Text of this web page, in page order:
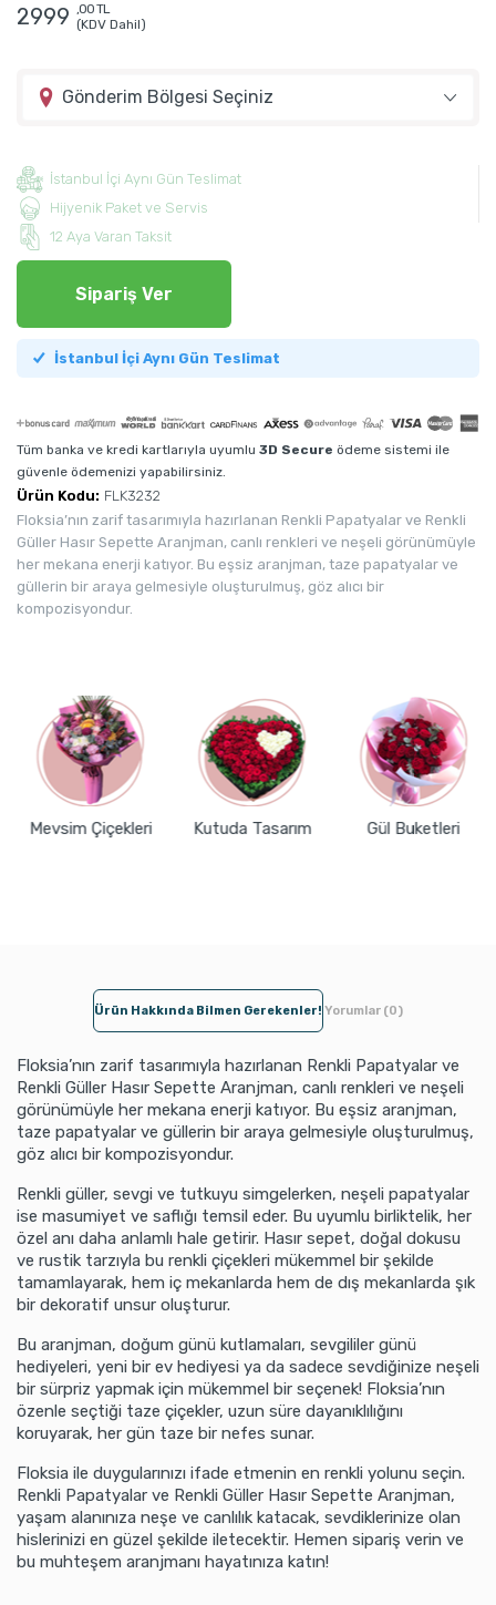
2999 ,00 TL
(KDV Dahil)
Gönderim Bölgesi Seçiniz
İstanbul İçi Aynı Gün Teslimat
Hijyenik Paket ve Servis
12 Aya Varan Taksit
Sipariş Ver
İstanbul İçi Aynı Gün Teslimat
Tüm banka ve kredi kartlarıyla uyumlu 3D Secure ödeme sistemi ile
güvenle ödemenizi yapabilirsiniz.
Ürün Kodu: FLK3232
Floksia’nın zarif tasarımıyla hazırlanan Renkli Papatyalar ve Renkli
Güller Hasır Sepette Aranjman, canlı renkleri ve neşeli görünümüyle
her mekana enerji katıyor. Bu eşsiz aranjman, taze papatyalar ve
güllerin bir araya gelmesiyle oluşturulmuş, göz alıcı bir
kompozisyondur.
Mevsim Çiçekleri Kutuda Tasarım Gül Buketleri
Ürün Hakkında Bilmen Gerekenler! Yorumlar (0)
Floksia’nın zarif tasarımıyla hazırlanan Renkli Papatyalar ve
Renkli Güller Hasır Sepette Aranjman, canlı renkleri ve neşeli
görünümüyle her mekana enerji katıyor. Bu eşsiz aranjman,
taze papatyalar ve güllerin bir araya gelmesiyle oluşturulmuş,
göz alıcı bir kompozisyondur.
Renkli güller, sevgi ve tutkuyu simgelerken, neşeli papatyalar
ise masumiyet ve saflığı temsil eder. Bu uyumlu birliktelik, her
özel anı daha anlamlı hale getirir. Hasır sepet, doğal dokusu
ve rustik tarzıyla bu renkli çiçekleri mükemmel bir şekilde
tamamlayarak, hem iç mekanlarda hem de dış mekanlarda şık
bir dekoratif unsur oluşturur.
Bu aranjman, doğum günü kutlamaları, sevgililer günü
hediyeleri, yeni bir ev hediyesi ya da sadece sevdiğinize neşeli
bir sürpriz yapmak için mükemmel bir seçenek! Floksia’nın
özenle seçtiği taze çiçekler, uzun süre dayanıklılığını
koruyarak, her gün taze bir nefes sunar.
Floksia ile duygularınızı ifade etmenin en renkli yolunu seçin.
Renkli Papatyalar ve Renkli Güller Hasır Sepette Aranjman,
yaşam alanınıza neşe ve canlılık katacak, sevdiklerinize olan
hislerinizi en güzel şekilde iletecektir. Hemen sipariş verin ve
bu muhteşem aranjmanı hayatınıza katın!